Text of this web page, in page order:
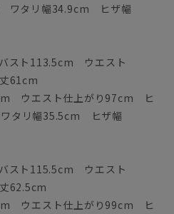
ワタリ幅34.9cm ヒザ幅
スト113.5cm ウエスト
61cm
ウエスト仕上がり97cm ヒ
タリ幅35.5cm ヒザ幅
スト115.5cm ウエスト
62.5cm
ウエスト仕上がり99cm ヒ